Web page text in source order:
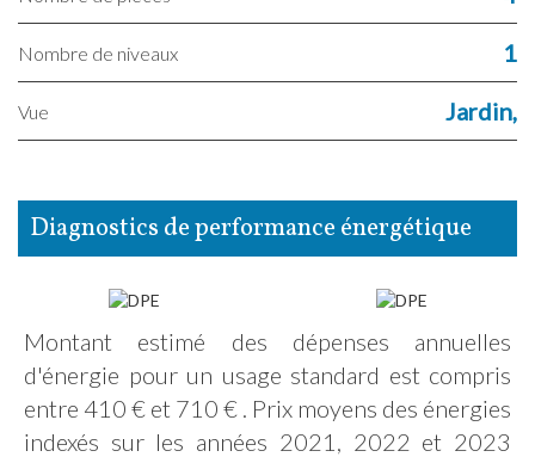
Nombre de niveaux 1
Vue Jardin,
diagnostics de performance énergétique
Montant estimé des dépenses annuelles
d'énergie pour un usage standard est compris
entre 410 € et 710 € . Prix moyens des énergies
indexés sur les années 2021, 2022 et 2023